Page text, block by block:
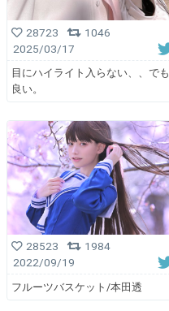
28723
1046
2025/03/17
目にハイライト入らない、、でも
良い。
28523
1984
2022/09/19
フルーツバスケット/本田透